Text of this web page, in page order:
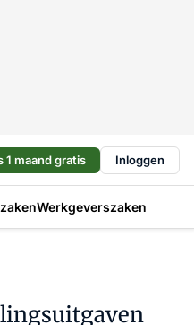
1 maand gratis Inloggen
Werkgeverszaken